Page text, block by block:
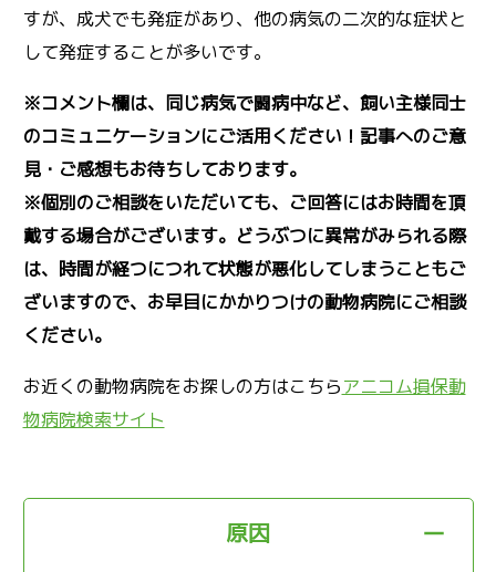
すが、成犬でも発症があり、他の病気の二次的な症状と
して発症することが多いです。
※コメント欄は、同じ病気で闘病中など、飼い主様同士
のコミュニケーションにご活用ください！記事へのご意
見・ご感想もお待ちしております。
※個別のご相談をいただいても、ご回答にはお時間を頂
戴する場合がございます。どうぶつに異常がみられる際
は、時間が経つにつれて状態が悪化してしまうこともご
ざいますので、お早目にかかりつけの動物病院にご相談
ください。
お近くの動物病院をお探しの方はこちらアニコム損保動
物病院検索サイト
原因